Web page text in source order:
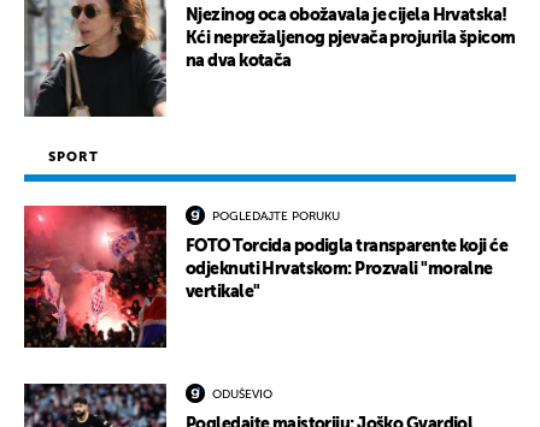
Njezinog oca obožavala je cijela Hrvatska!
Kći neprežaljenog pjevača projurila špicom
na dva kotača
SPORT
POGLEDAJTE PORUKU
FOTO Torcida podigla transparente koji će
odjeknuti Hrvatskom: Prozvali "moralne
vertikale"
ODUŠEVIO